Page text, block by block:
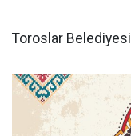
Toroslar Belediyesi